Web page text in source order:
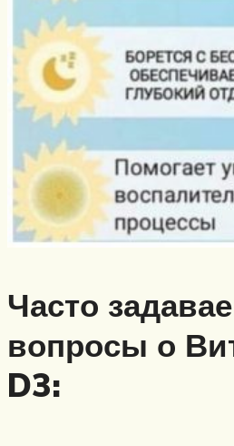
Часто
вопросы о
D3: